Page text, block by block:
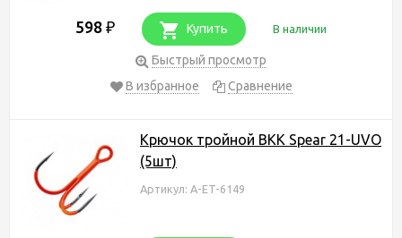
598 ₽ Купить В наличии
Быстрый просмотр
В избранное
Сравнение
Крючок тройной BKK Spear 21-UVO
(5шт)
Артикул: A-ET-6149